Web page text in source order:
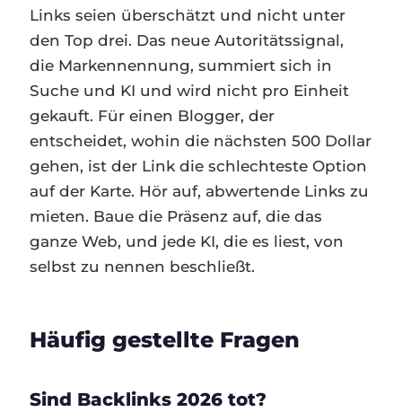
Links seien überschätzt und nicht unter
den Top drei. Das neue Autoritätssignal,
die Markennennung, summiert sich in
Suche und KI und wird nicht pro Einheit
gekauft. Für einen Blogger, der
entscheidet, wohin die nächsten 500 Dollar
gehen, ist der Link die schlechteste Option
auf der Karte. Hör auf, abwertende Links zu
mieten. Baue die Präsenz auf, die das
ganze Web, und jede KI, die es liest, von
selbst zu nennen beschließt.
Häufig gestellte Fragen
Sind Backlinks 2026 tot?